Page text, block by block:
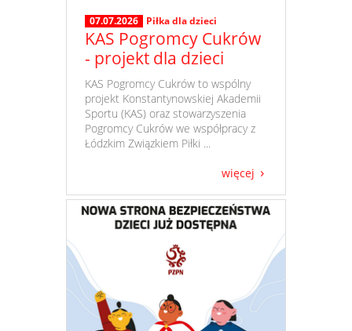
07.07.2026 Piłka dla dzieci
KAS Pogromcy Cukrów
- projekt dla dzieci
​ KAS Pogromcy Cukrów to wspólny
projekt Konstantynowskiej Akademii
Sportu (KAS) oraz stowarzyszenia
Pogromcy Cukrów we współpracy z
Łódzkim Związkiem Piłki ...
więcej